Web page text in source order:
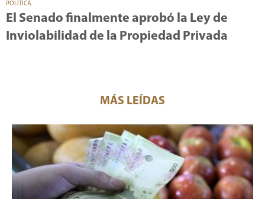
POLÍTICA
El Senado finalmente aprobó la Ley de
Inviolabilidad de la Propiedad Privada
MÁS LEÍDAS